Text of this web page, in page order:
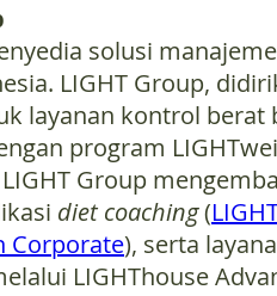
solusi
LIGHT Group,
layanan kontrol berat
program
LIGHT Group
diet coaching(
Corporate), serta
LIGHThouse